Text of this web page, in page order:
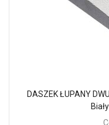
DASZEK ŁUPANY